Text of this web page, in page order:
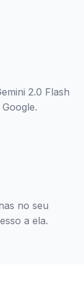
2.0 Flash
no seu
a ela.